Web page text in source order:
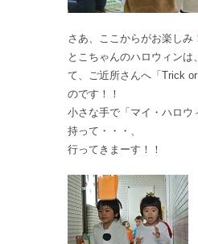
さあ、ここからがお楽しみ
とこちゃんのハロウィンは
て、ご近所さんへ「Trick
のです！！
小さな手で「マイ・ハロウ
持って・・・、
行ってきまーす！！